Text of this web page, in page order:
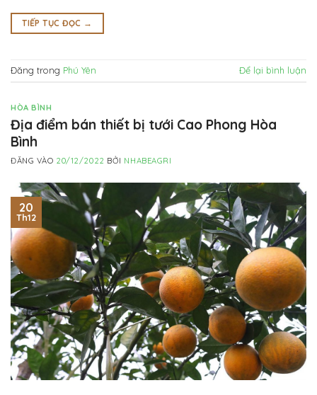
TIẾP TỤC ĐỌC →
Đăng trong Phú Yên Để lại bình luận
HÒA BÌNH
Địa điểm bán thiết bị tưới Cao Phong Hòa
Bình
ĐĂNG VÀO 20/12/2022 BỞI NHABEAGRI
20
Th12